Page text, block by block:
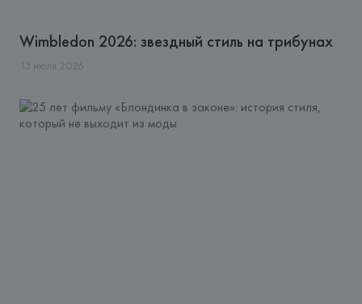
Wimbledon 2026: звездный стиль на трибунах
13 июля 2026